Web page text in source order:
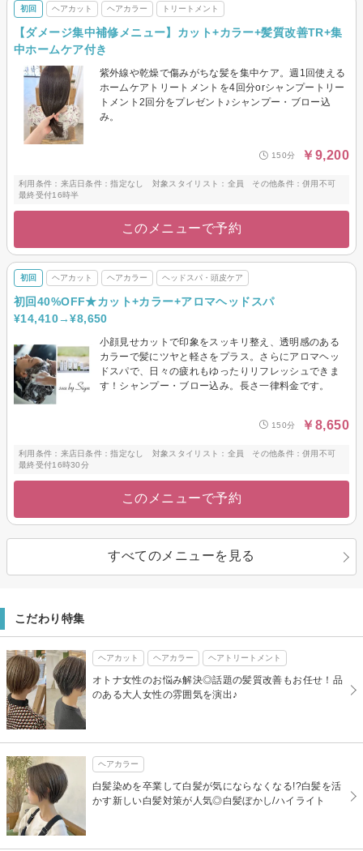
初回 ヘアカット ヘアカラー トリートメント
【ダメージ集中補修メニュー】カット+カラー+髪質改善TR+集
中ホームケア付き
紫外線や乾燥で傷みがちな髪を集中ケア。週1回使える
ホームケアトリートメントを4回分orシャンプートリー
トメント2回分をプレゼント♪シャンプー・ブロー込
み。
150分 ￥9,200
利用条件：来店日条件：指定なし 対象スタイリスト：全員 その他条件：併用不可
最終受付16時半
このメニューで予約
初回 ヘアカット ヘアカラー ヘッドスパ・頭皮ケア
初回40%OFF★カット+カラー+アロマヘッドスパ
¥14,410→¥8,650
小顔見せカットで印象をスッキリ整え、透明感のある
カラーで髪にツヤと軽さをプラス。さらにアロマヘッ
ドスパで、日々の疲れもゆったりリフレッシュできま
す！シャンプー・ブロー込み。長さ一律料金です。
150分 ￥8,650
利用条件：来店日条件：指定なし 対象スタイリスト：全員 その他条件：併用不可
最終受付16時30分
このメニューで予約
すべてのメニューを見る
こだわり特集
ヘアカット ヘアカラー ヘアトリートメント
オトナ女性のお悩み解決◎話題の髪質改善もお任せ！品
のある大人女性の雰囲気を演出♪
ヘアカラー
白髪染めを卒業して白髪が気にならなくなる!?白髪を活
かす新しい白髪対策が人気◎白髪ぼかし/ハイライト